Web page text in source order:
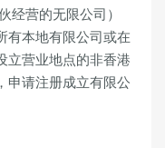
营的无限公司）
有本地有限公司或在
立营业地点的非香港
申请注册成立有限公